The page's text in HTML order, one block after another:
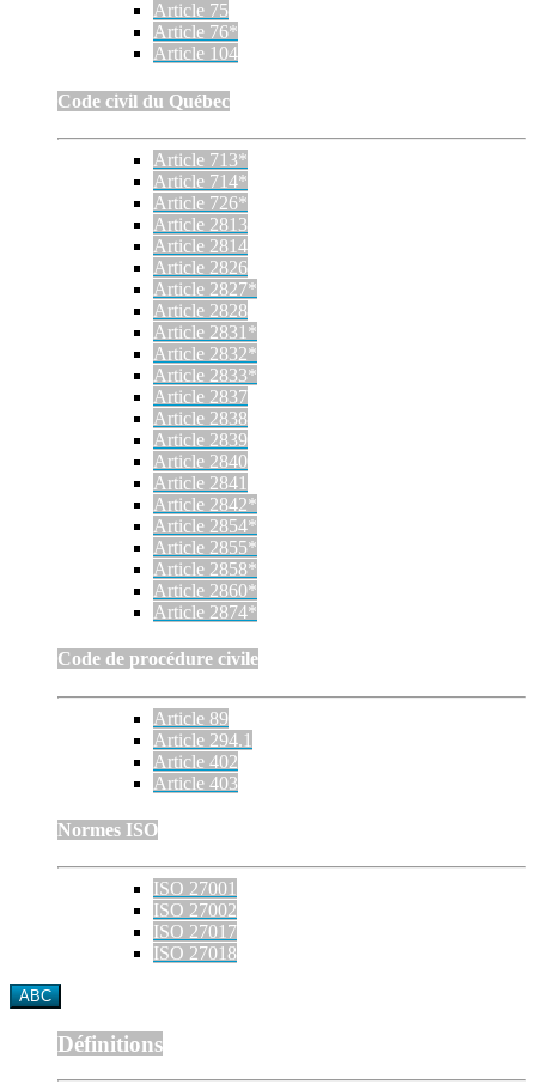
Article 75
Article 76*
Article 104
Code civil du Québec
Article 713*
Article 714*
Article 726*
Article 2813
Article 2814
Article 2826
Article 2827*
Article 2828
Article 2831*
Article 2832*
Article 2833*
Article 2837
Article 2838
Article 2839
Article 2840
Article 2841
Article 2842*
Article 2854*
Article 2855*
Article 2858*
Article 2860*
Article 2874*
Code de procédure civile
Article 89
Article 294.1
Article 402
Article 403
Normes ISO
ISO 27001
ISO 27002
ISO 27017
ISO 27018
ABC
Définitions